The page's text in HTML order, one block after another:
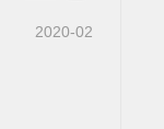
2020-02